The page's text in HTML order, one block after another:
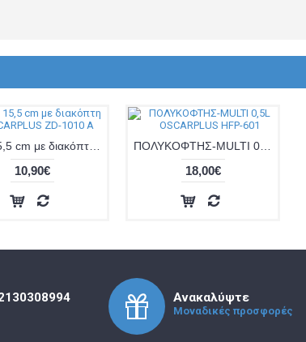
10,90€ 18,00€
Ανακαλύψτε
Μοναδικές προσφορές